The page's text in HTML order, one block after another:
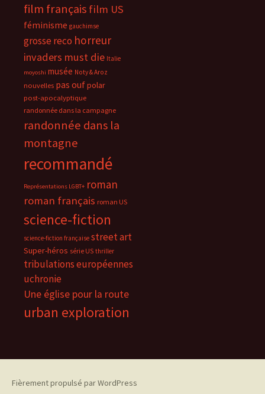
film français film US
féminisme gauchimse
grosse reco horreur
invaders must die Italie
moyoshi musée Noty & Aroz
nouvelles pas oufpolar
post-apocalyptique
randonnée dans la campagne
randonnée dans la
montagne
recommandé
Représentations LGBT+ roman
roman français roman US
science-fiction
science-fiction française street art
Super-héros série US thriller
tribulations européennes
uchronie
Une église pour la route
urban exploration
Fièrement propulsé par WordPress